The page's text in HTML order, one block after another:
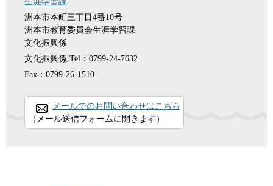
洲本市本町三丁目4番10号
洲本市教育委員会生涯学習課
文化振興係
文化振興係 Tel：0799-24-7632
Fax：0799-26-1510
メールでのお問い合わせはこちら
（メール送信フォームに開きます）